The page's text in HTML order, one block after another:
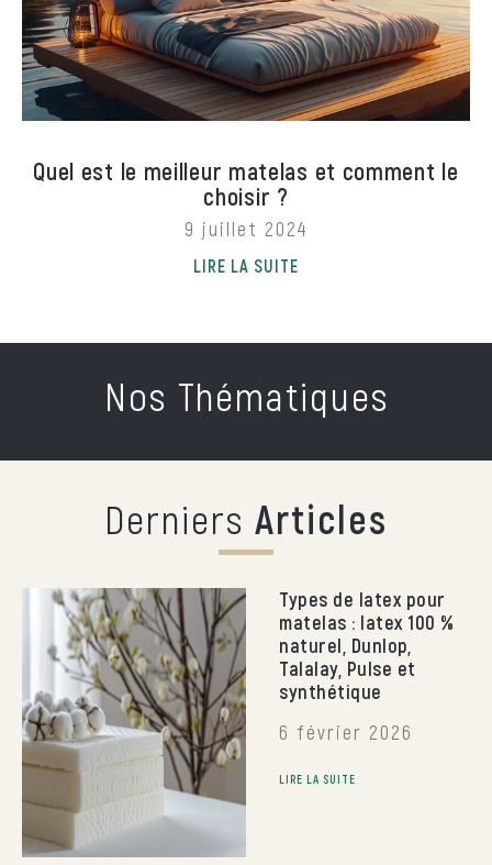
Quel est le meilleur matelas et comment le
choisir ?
9 juillet 2024
LIRE LA SUITE
Nos Thématiques
Derniers Articles
Types de latex pour
matelas : latex 100 %
naturel, Dunlop,
Talalay, Pulse et
synthétique
6 février 2026
LIRE LA SUITE